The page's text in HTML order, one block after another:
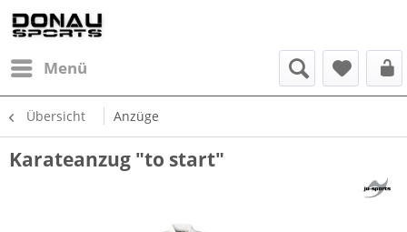
Menü
Übersicht Anzüge
Karateanzug "to start"